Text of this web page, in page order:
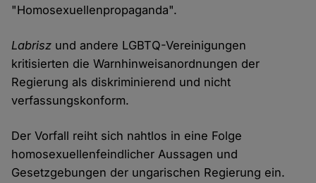
"Homosexuellenpropaganda".
Labrisz und andere LGBTQ-Vereinigungen
kritisierten die Warnhinweisanordnungen der
Regierung als diskriminierend und nicht
verfassungskonform.
Der Vorfall reiht sich nahtlos in eine Folge
homosexuellenfeindlicher Aussagen und
Gesetzgebungen der ungarischen Regierung ein.